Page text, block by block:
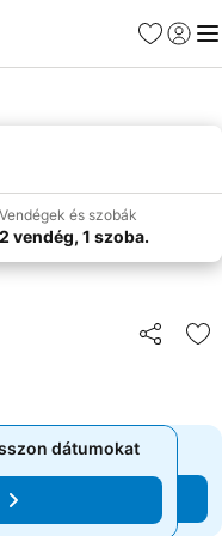
Kedvencek
Vendégek és szobák
2 vendég, 1 szoba.
dátumokat
dátumokat